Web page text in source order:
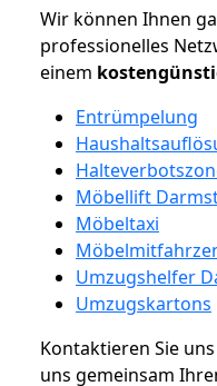
Wir können Ihnen
professionelles
einem
Entrümpelung
Möbellift
Möbeltaxi
Umzugshelfer
Umzugskartons
Kontaktieren Sie
uns gemeinsam